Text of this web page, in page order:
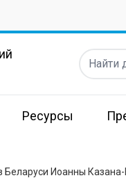
Найти
Ресурсы
Беларуси Иоанны